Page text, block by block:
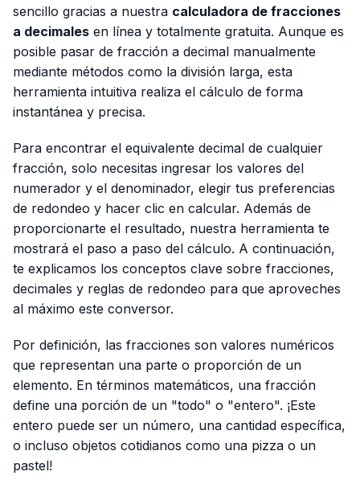
sencillo gracias a nuestra calculadora de fracciones
a decimales en línea y totalmente gratuita. Aunque es
posible pasar de fracción a decimal manualmente
mediante métodos como la división larga, esta
herramienta intuitiva realiza el cálculo de forma
instantánea y precisa.
Para encontrar el equivalente decimal de cualquier
fracción, solo necesitas ingresar los valores del
numerador y el denominador, elegir tus preferencias
de redondeo y hacer clic en calcular. Además de
proporcionarte el resultado, nuestra herramienta te
mostrará el paso a paso del cálculo. A continuación,
te explicamos los conceptos clave sobre fracciones,
decimales y reglas de redondeo para que aproveches
al máximo este conversor.
Por definición, las fracciones son valores numéricos
que representan una parte o proporción de un
elemento. En términos matemáticos, una fracción
define una porción de un "todo" o "entero". ¡Este
entero puede ser un número, una cantidad específica,
o incluso objetos cotidianos como una pizza o un
pastel!